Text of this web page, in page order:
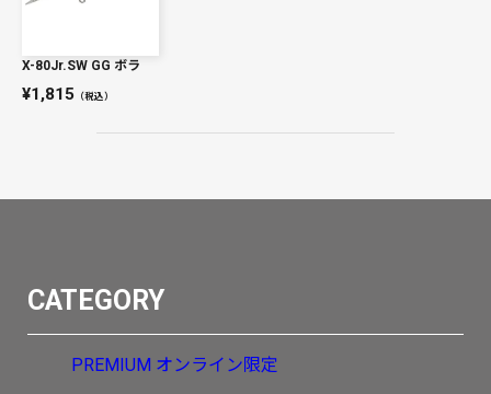
X-80Jr.SW GG ボラ
1,815 （税込）
CATEGORY
PREMIUM オンライン限定